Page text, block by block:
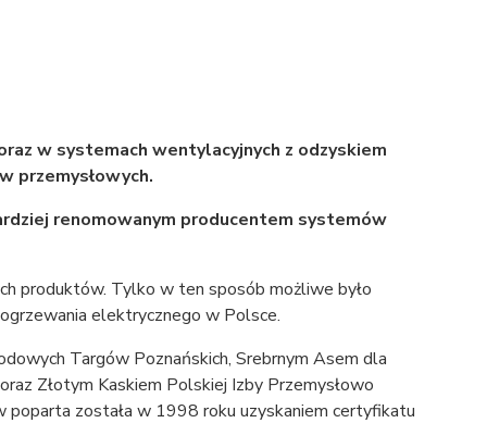
w systemach wentylacyjnych z odzyskiem
przemysłowych.
renomowanym producentem systemów
produktów. Tylko w ten sposób możliwe było
elektrycznego w Polsce.
Targów Poznańskich, Srebrnym Asem dla
Złotym Kaskiem Polskiej Izby Przemysłowo
została w 1998 roku uzyskaniem certyfikatu